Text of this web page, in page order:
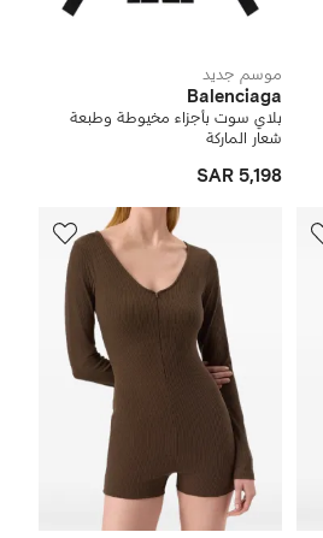
موسم جديد
Balenciaga
بلاي سوت بأجزاء مخيوطة وطبعة
شعار الماركة
SAR 5,198